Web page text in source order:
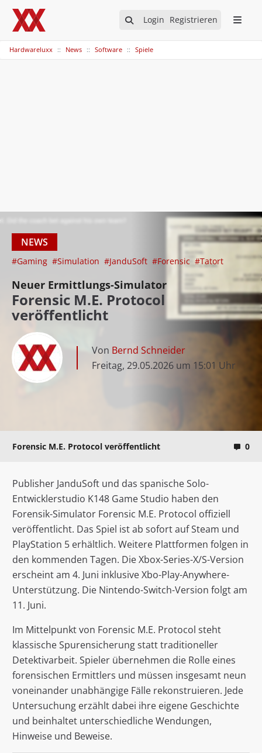
Login Registrieren
Hardwareluxx News Software Spiele
NEWS
#Gaming #Simulation #JanduSoft #Forensic #Tatort
Neuer Ermittlungs-Simulator
Forensic M.E. Protocol
veröffentlicht
Von Bernd Schneider
Freitag, 29.05.2026 um 15:01 Uhr
Forensic M.E. Protocol veröffentlicht 0
Publisher JanduSoft und das spanische Solo-
Entwicklerstudio K148 Game Studio haben den
Forensik-Simulator Forensic M.E. Protocol offiziell
veröffentlicht. Das Spiel ist ab sofort auf Steam und
PlayStation 5 erhältlich. Weitere Plattformen folgen in
den kommenden Tagen. Die Xbox-Series-X/S-Version
erscheint am 4. Juni inklusive Xbo-Play-Anywhere-
Unterstützung. Die Nintendo-Switch-Version folgt am
11. Juni.
Im Mittelpunkt von Forensic M.E. Protocol steht
klassische Spurensicherung statt traditioneller
Detektivarbeit. Spieler übernehmen die Rolle eines
forensischen Ermittlers und müssen insgesamt neun
voneinander unabhängige Fälle rekonstruieren. Jede
Untersuchung erzählt dabei ihre eigene Geschichte
und beinhaltet unterschiedliche Wendungen,
Hinweise und Beweise.